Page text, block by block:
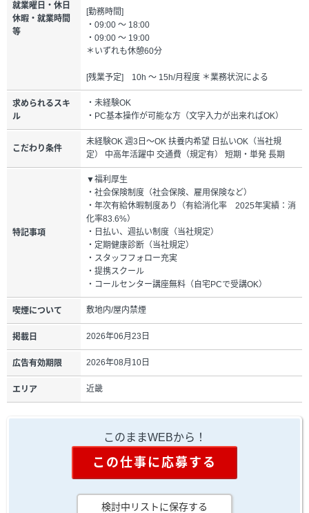
就業曜日・休日
休暇・就業時間
等
[勤務時間]
・09:00 ～ 18:00
・09:00 ～ 19:00
＊いずれも休憩60分
[残業予定] 10h ～ 15h/月程度 ＊業務状況による
求められるスキ
ル
・未経験OK
・PC基本操作が可能な方（文字入力が出来ればOK）
こだわり条件
未経験OK 週3日～OK 扶養内希望 日払いOK（当社規
定） 中高年活躍中 交通費（規定有） 短期・単発 長期
特記事項
▼福利厚生
・社会保険制度（社会保険、雇用保険など）
・年次有給休暇制度あり（有給消化率 2025年実績：消
化率83.6%）
・日払い、週払い制度（当社規定）
・定期健康診断（当社規定）
・スタッフフォロー充実
・提携スクール
・コールセンター講座無料（自宅PCで受講OK）
喫煙について 敷地内/屋内禁煙
掲載日 2026年06月23日
広告有効期限 2026年08月10日
エリア 近畿
このままWEBから！
この仕事に応募する
検討中リストに保存する